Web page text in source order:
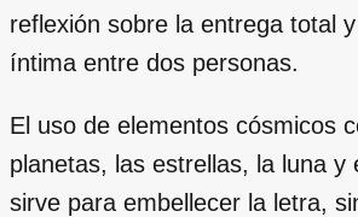
reflexión sobre la entrega total
íntima entre dos personas.
El uso de elementos cósmicos
planetas, las estrellas, la luna y
sirve para embellecer la letra,